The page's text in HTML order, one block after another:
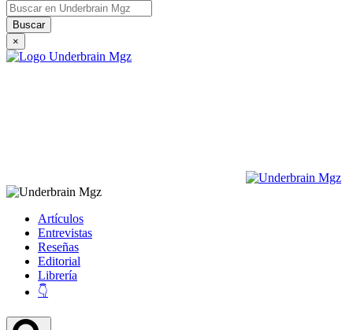
×
Artículos
Entrevistas
Reseñas
Editorial
Librería
👇